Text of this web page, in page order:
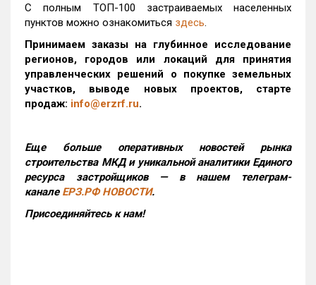
С полным ТОП-100 застраиваемых населенных
пунктов можно ознакомиться здесь.
Принимаем заказы на глубинное исследование
регионов, городов или локаций для принятия
управленческих решений о покупке земельных
участков, выводе новых проектов, старте
продаж: info@erzrf.ru.
Еще больше оперативных новостей рынка
строительства МКД и уникальной аналитики Единого
ресурса застройщиков — в нашем телеграм-
канале ЕРЗ.РФ НОВОСТИ.
Присоединяйтесь к нам!